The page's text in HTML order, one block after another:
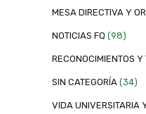
MESA DIRECTIVA Y
NOTICIAS FQ (98)
RECONOCIMIENTOS Y
SIN CATEGORÍA (34)
VIDA UNIVERSITARIA